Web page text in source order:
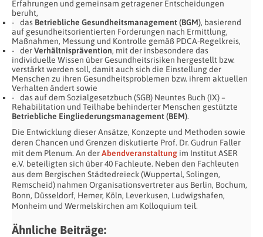
Erfahrungen und gemeinsam getragener Entscheidungen
beruht,
das Betriebliche Gesundheitsmanagement (BGM), basierend
auf gesundheitsorientierten Forderungen nach Ermittlung,
Maßnahmen, Messung und Kontrolle gemäß PDCA-Regelkreis,
derVerhältnisprävention, mit der insbesondere das
individuelle Wissen über Gesundheitsrisiken hergestellt bzw.
verstärkt werden soll, damit auch sich die Einstellung der
Menschen zu ihren Gesundheitsproblemen bzw. ihrem aktuellen
Verhalten ändert sowie
das auf dem Sozialgesetzbuch (SGB) Neuntes Buch (IX) –
Rehabilitation und Teilhabe behinderter Menschen gestützte
Betriebliche Eingliederungsmanagement (BEM).
Die Entwicklung dieser Ansätze, Konzepte und Methoden sowie
deren Chancen und Grenzen diskutierte Prof. Dr. Gudrun Faller
mit dem Plenum. An derAbendveranstaltung im Institut ASER
e.V. beteiligten sich über 40 Fachleute. Neben den Fachleuten
aus dem Bergischen Städtedreieck (Wuppertal, Solingen,
Remscheid) nahmen Organisationsvertreter aus Berlin, Bochum,
Bonn, Düsseldorf, Hemer, Köln, Leverkusen, Ludwigshafen,
Monheim und Wermelskirchen am Kolloquium teil.
Ähnliche Beiträge: